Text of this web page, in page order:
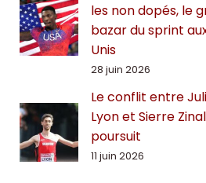
les non dopés, le
bazar du sprint
Unis
28 juin 2026
Le conflit entre
Lyon et Sierre
poursuit
11 juin 2026